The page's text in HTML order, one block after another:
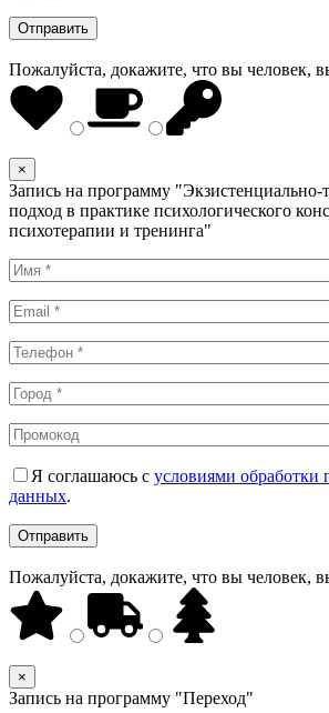
Пожалуйста, докажите, что вы человек,
×
Запись на программу "Экзистенциально-
подход в практике психологического
психотерапии и тренинга"
Я соглашаюсь с условиями обработки
данных.
Пожалуйста, докажите, что вы человек,
×
Запись на программу "Переход"